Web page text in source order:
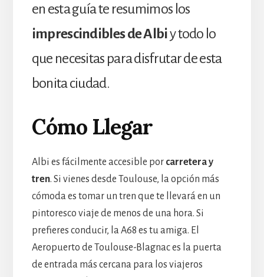
en esta guía te resumimos los
imprescindibles de Albiy todo lo
que necesitas para disfrutar de esta
bonita ciudad.
Cómo Llegar
Albi es fácilmente accesible por carretera y
tren. Si vienes desde Toulouse, la opción más
cómoda es tomar un tren que te llevará en un
pintoresco viaje de menos de una hora. Si
prefieres conducir, la A68 es tu amiga. El
Aeropuerto de Toulouse-Blagnac es la puerta
de entrada más cercana para los viajeros